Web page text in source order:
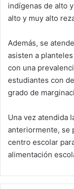
indígenas de alto
alto y muy alto
Además, se
asisten a
con una
estudiantes con
grado de
Una vez atendida
anteriormente, se
centro escolar
alimentación